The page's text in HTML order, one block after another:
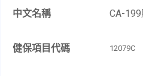
中文名稱 CA-
健保項目代碼 12079C